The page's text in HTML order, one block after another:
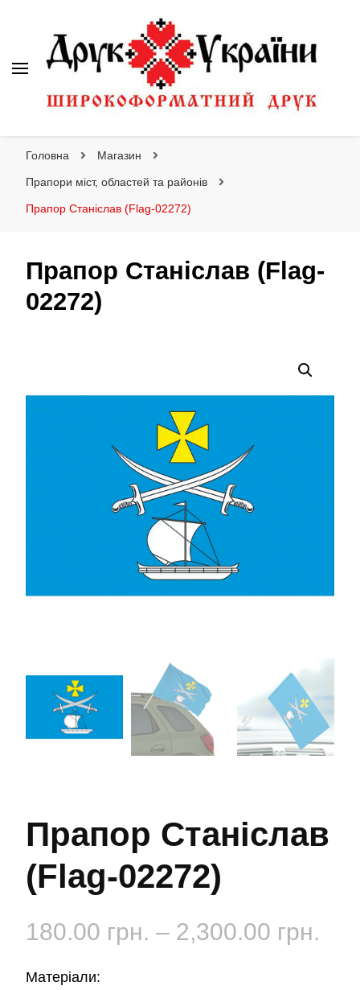
Головна Магазин
Прапори міст, областей та районів
Прапор Станіслав (Flag-02272)
Прапор Станіслав (Flag-
02272)
Прапор Станіслав
(Flag-02272)
180.00 грн. – 2,300.00 грн.
Матеріали: